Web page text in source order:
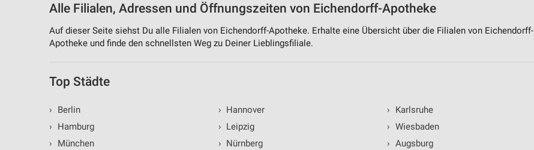
Alle Filialen, Adressen und Öffnungszeiten von Eichendorff-Apotheke
Auf dieser Seite siehst Du alle Filialen von Eichendorff-Apotheke. Erhalte eine Übersicht über die Filialen von Eichendorff-
Apotheke und finde den schnellsten Weg zu Deiner Lieblingsfiliale.
Top Städte
›
Berlin
›
Hamburg
›
München
› Hannover
› Leipzig
› Nürnberg
›
Karlsruhe
› Wiesbaden
› Augsburg
Messung der Werbeleistung
Messung der Performance von Inhalten
IAB-Besonderheiten: